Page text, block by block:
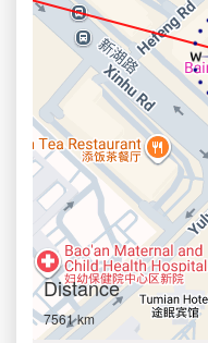
Distance
7561 km